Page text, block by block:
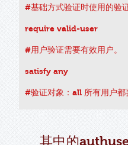
#基础方式验证时使用的验
require valid-user
#用户验证需要有效用户。
satisfy any
#验证对象：all 所有用户都
其中的